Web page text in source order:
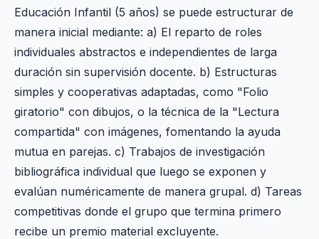
Educación Infantil (5 años) se puede estructurar de
manera inicial mediante: a) El reparto de roles
individuales abstractos e independientes de larga
duración sin supervisión docente. b) Estructuras
simples y cooperativas adaptadas, como "Folio
giratorio" con dibujos, o la técnica de la "Lectura
compartida" con imágenes, fomentando la ayuda
mutua en parejas. c) Trabajos de investigación
bibliográfica individual que luego se exponen y
evalúan numéricamente de manera grupal. d) Tareas
competitivas donde el grupo que termina primero
recibe un premio material excluyente.